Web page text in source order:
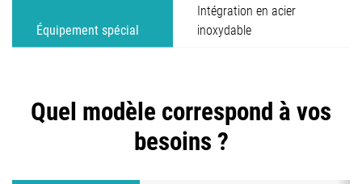
Équipement spécial
Intégration en acier
inoxydable
Quel modèle correspond à vos
besoins ?